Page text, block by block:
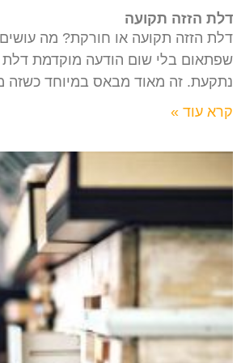
דלת הזזה תקועה
דלת הזזה תקועה או חורקת? מה
שפתאום בלי שום הודעה מוקדמת דלת
נתקעת. זה מאוד מבאס במיוחד כשזה
קרא עוד »